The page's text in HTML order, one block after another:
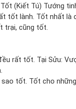
(Kiết Tú) Tướng
tốt lành. Tốt nhất là
trại, cũng tốt.
rất tốt. Tại Sửu:
tốt. Tốt cho